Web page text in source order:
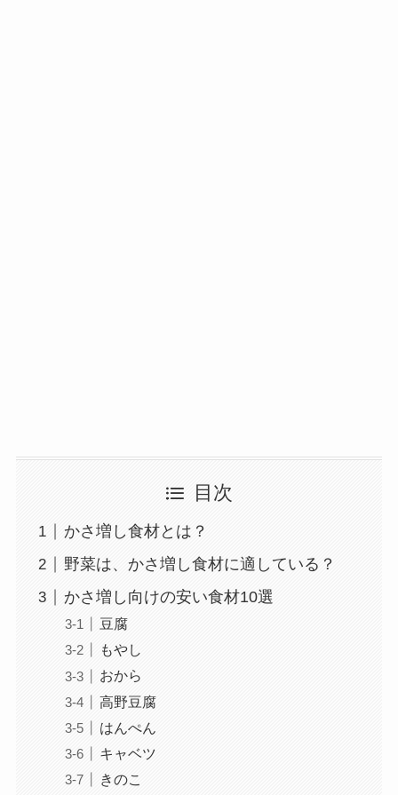
目次
かさ増し食材とは？
野菜は、かさ増し食材に適している？
かさ増し向けの安い食材10選
豆腐
もやし
おから
高野豆腐
はんぺん
キャベツ
きのこ